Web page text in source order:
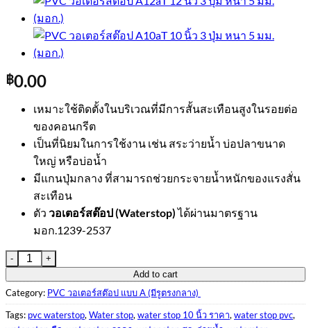
฿0.00
เหมาะใช้ติดตั้งในบริเวณที่มีการสั้นสะเทือนสูงในรอยต่อ
ของคอนกรีต
เป็นที่นิยมในการใช้งาน เช่น สระว่ายน้ำ บ่อปลาขนาด
ใหญ่ หรือบ่อน้ำ
มีแกนปุ่มกลาง ที่สามารถช่วยกระจายน้ำหนักของแรงสั่น
สะเทือน
ตัว วอเตอร์สต๊อป (Waterstop)ได้ผ่านมาตรฐาน
มอก.1239-2537
PVC วอเตอร์สต๊อป A10bT 10 นิ้ว 3 ปุ่ม หนา 9.5 มม. (มอก.)
Add to cart
Category: PVC วอเตอร์สต๊อป แบบ A (มีรูตรงกลาง)
Tags: pvc waterstop, Water stop, water stop 10 นิ้ว ราคา, water stop pvc,